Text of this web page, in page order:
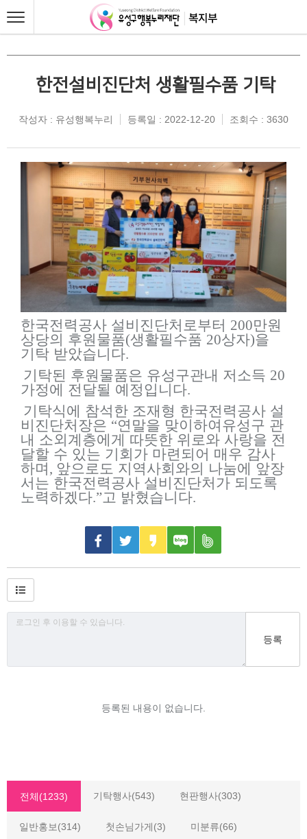
한전설비진단처 생활필수품 기탁
작성자 : 유성행복누리 등록일 : 2022-12-20 조회수 : 3630
한국전력공사 설비진단처로부터 200만원
상당의 후원물품(생활필수품 20상자)을
기탁 받았습니다.
기탁된 후원물품은 유성구관내 저소득 20
가정에 전달될 예정입니다.
기탁식에 참석한 조재형 한국전력공사 설
비진단처장은 “연말을 맞이하여유성구 관
내 소외계층에게 따뜻한 위로와 사랑을 전
달할 수 있는 기회가 마련되어 매우 감사
하며 , 앞으로도 지역사회와의 나눔에 앞장
서는 한국전력공사 설비진단처가 되도록
노력하겠다.”고 밝혔습니다.
등록
등록된 내용이 없습니다.
전체(1233) 기탁행사(543) 현판행사(303)
일반홍보(314) 첫손님가게(3) 미분류(66)